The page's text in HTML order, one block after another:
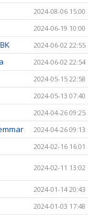
2024-08-06 15:00
2024-06-19 10:00
2024-06-02 22:55
2024-06-02 22:54
2024-05-15 22:58
2024-05-13 07:40
2024-04-26 09:25
2024-04-26 09:13
2024-02-16 16:01
2024-02-11 13:02
2024-01-14 20:43
2024-01-03 17:48